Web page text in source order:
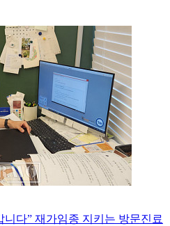
니다” 재가임종 지키는 방문진료